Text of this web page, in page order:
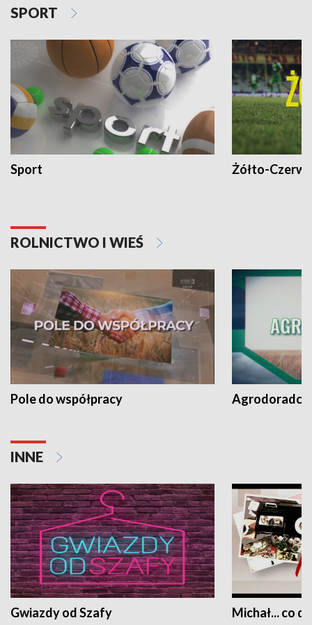
SPORT
Sport Żółto-
ROLNICTWO I WIEŚ
Pole do współpracy Agrodoradcy
INNE
Gwiazdy od Szafy Michał... co